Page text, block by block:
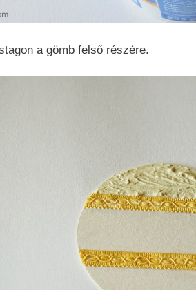
a gömb felső részére.